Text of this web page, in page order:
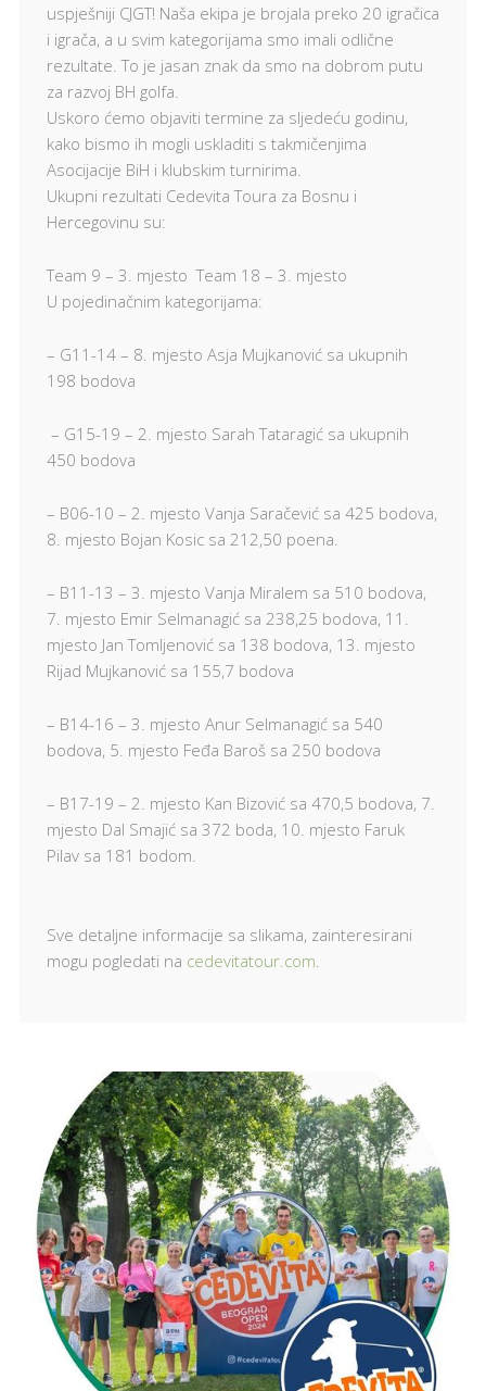
uspješniji CJGT! Naša ekipa je brojala preko 20 igračica
i igrača, a u svim kategorijama smo imali odlične
rezultate. To je jasan znak da smo na dobrom putu
za razvoj BH golfa.
Uskoro ćemo objaviti termine za sljedeću godinu,
kako bismo ih mogli uskladiti s takmičenjima
Asocijacije BiH i klubskim turnirima.
Ukupni rezultati Cedevita Toura za Bosnu i
Hercegovinu su:
Team 9 – 3. mjesto Team 18 – 3. mjesto
U pojedinačnim kategorijama:
– G11-14 – 8. mjesto Asja Mujkanović sa ukupnih
198 bodova
– G15-19 – 2. mjesto Sarah Tataragić sa ukupnih
450 bodova
– B06-10 – 2. mjesto Vanja Saračević sa 425 bodova,
8. mjesto Bojan Kosic sa 212,50 poena.
– B11-13 – 3. mjesto Vanja Miralem sa 510 bodova,
7. mjesto Emir Selmanagić sa 238,25 bodova, 11.
mjesto Jan Tomljenović sa 138 bodova, 13. mjesto
Rijad Mujkanović sa 155,7 bodova
– B14-16 – 3. mjesto Anur Selmanagić sa 540
bodova, 5. mjesto Feđa Baroš sa 250 bodova
– B17-19 – 2. mjesto Kan Bizović sa 470,5 bodova, 7.
mjesto Dal Smajić sa 372 boda, 10. mjesto Faruk
Pilav sa 181 bodom.
Sve detaljne informacije sa slikama, zainteresirani
mogu pogledati na cedevitatour.com